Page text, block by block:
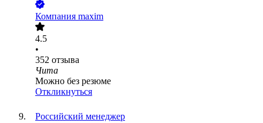
Компания maxim
4.5
•
352 отзыва
Чита
Можно без резюме
Откликнуться
Российский менеджер